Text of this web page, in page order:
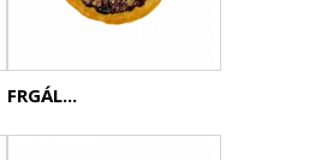
FRGÁL...